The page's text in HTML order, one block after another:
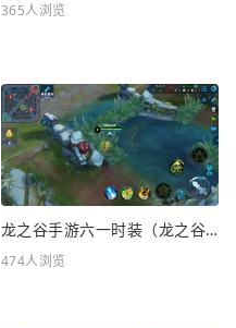
365人浏览
龙之谷手游六一时装（龙之谷手游六一时装怎么样）
474人浏览